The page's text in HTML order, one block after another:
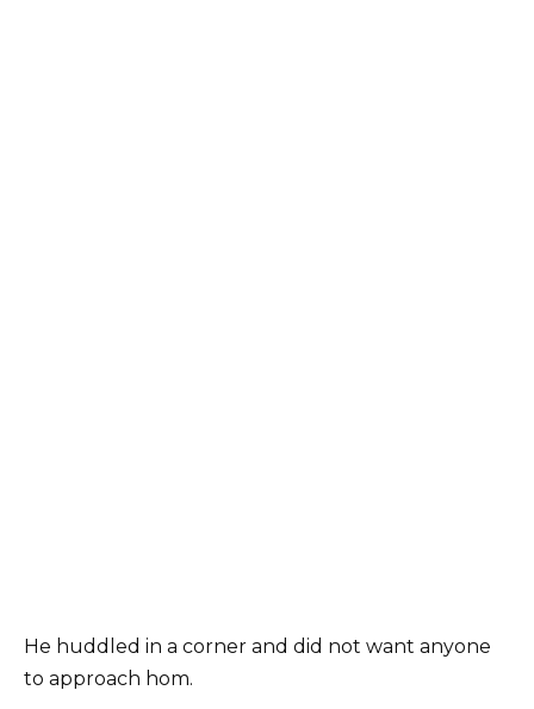
He huddled in a corner and did not want anyone
to approach hom.